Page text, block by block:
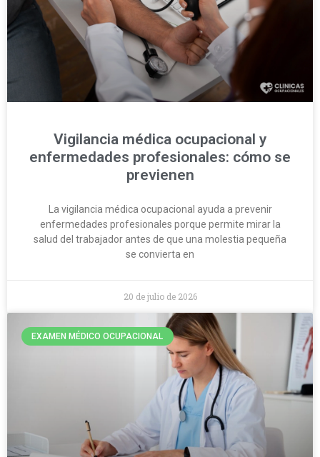
Vigilancia médica ocupacional y
enfermedades profesionales: cómo se
previenen
La vigilancia médica ocupacional ayuda a prevenir
enfermedades profesionales porque permite mirar la
salud del trabajador antes de que una molestia pequeña
se convierta en
20 de julio de 2026
EXAMEN MÉDICO OCUPACIONAL